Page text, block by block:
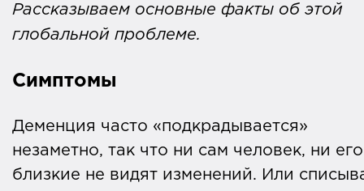
Рассказываем основные факты об этой
глобальной проблеме.
Симптомы
Деменция часто «подкрадывается»
незаметно, так что ни сам человек, ни его
близкие не видят изменений. Или